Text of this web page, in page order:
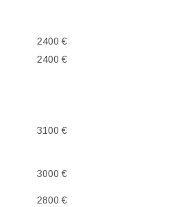
2400 €
2400 €
3100 €
3000 €
2800 €